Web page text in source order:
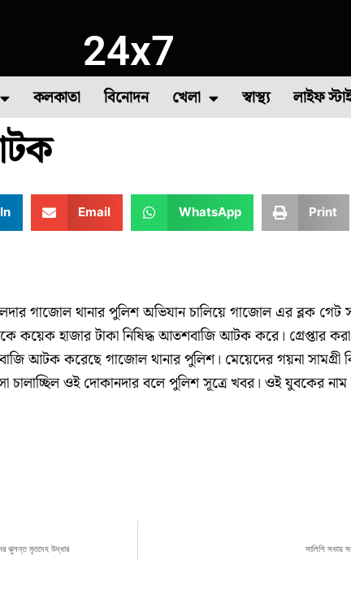
24x7
চাষ
পরগনা
কলকাতা বিনোদন খেলা স্বাস্থ্য লাইফ
Email WhatsApp Print
গাজোল থানার পুলিশ অভিযান চালিয়ে গাজোল এর ব্লক গেট
কয়েক হাজার টাকা নিষিদ্ধ আতশবাজি আটক করে। গ্রেপ্তার
আটক করেছে গাজোল থানার পুলিশ। মেয়েদের গয়না সামগ্রী
চালাচ্ছিল ওই দোকানদার বলে পুলিশ সূত্রে খবর। ওই যুবকের নাম
ঝুলন্ত মৃতদেহ উদ্ধার সালিশি সভায়